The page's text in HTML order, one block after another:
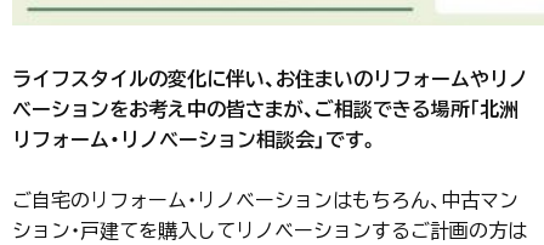
ライフスタイルの変化に伴い、お住まいのリフォームやリノ
ベーションをお考え中の皆さまが、ご相談できる場所｢北洲
リフォーム・リノベーション相談会」です。
ご自宅のリフォーム・リノベーションはもちろん、中古マン
ション・戸建てを購入してリノベーションするご計画の方は